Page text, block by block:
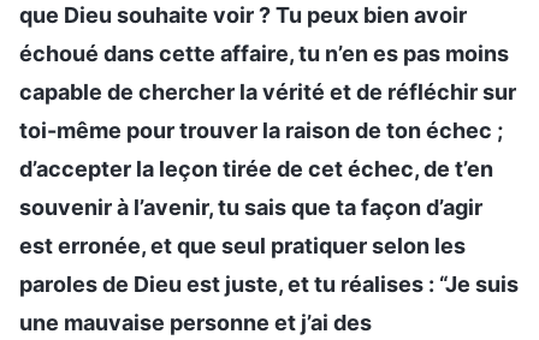
que Dieu souhaite voir ? Tu peux bien avoir
échoué dans cette affaire, tu n’en es pas moins
capable de chercher la vérité et de réfléchir sur
toi-même pour trouver la raison de ton échec ;
d’accepter la leçon tirée de cet échec, de t’en
souvenir à l’avenir, tu sais que ta façon d’agir
est erronée, et que seul pratiquer selon les
paroles de Dieu est juste, et tu réalises : “Je suis
une mauvaise personne et j’ai des